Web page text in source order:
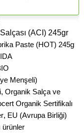
(ACI) 245gr
Paste (HOT) 245g
Menşeli)
, Organik Salça ve
Organik Sertifikalı
, EU (Avrupa Birliği)
ürünler